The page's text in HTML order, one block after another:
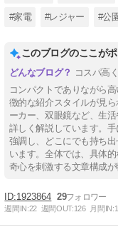
#家電 #レジャー #公
このブログのここが
コスパ高
コンパクトでありながら
徴的な紹介スタイルが見
ーカー、双眼鏡など、生
詳しく解説しています。
強調し、どこにでも持ち
います。全体では、具体
奇心を刺激する文章構成が
1923864 29
週間IN:22 週間OUT:126 月間IN: